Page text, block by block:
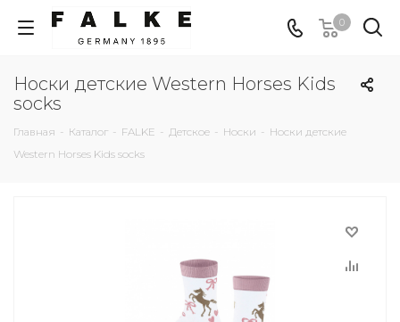
0
Носки детские Western Horses Kids
socks
Главная - Каталог - FALKE - Детское - Носки - Носки детские
Western Horses Kids socks